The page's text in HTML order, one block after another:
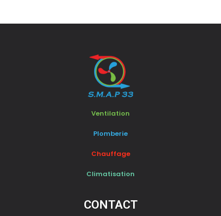
Ventilation
Plomberie
Chauffage
Climatisation
CONTACT